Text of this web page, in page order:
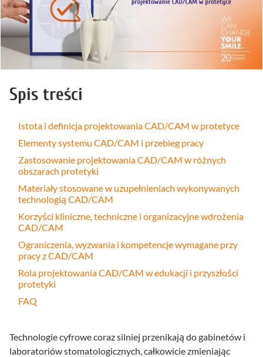
Spis treści
Istota i definicja projektowania CAD/CAM w protetyce
Elementy systemu CAD/CAM i przebieg pracy
Zastosowanie projektowania CAD/CAM w różnych
obszarach protetyki
Materiały stosowane w uzupełnieniach wykonywanych
technologią CAD/CAM
Korzyści kliniczne, techniczne i organizacyjne wdrożenia
CAD/CAM
Ograniczenia, wyzwania i kompetencje wymagane przy
pracy z CAD/CAM
Rola projektowania CAD/CAM w edukacji i przyszłości
protetyki
FAQ
Technologie cyfrowe coraz silniej przenikają do gabinetów i
laboratoriów stomatologicznych, całkowicie zmieniając